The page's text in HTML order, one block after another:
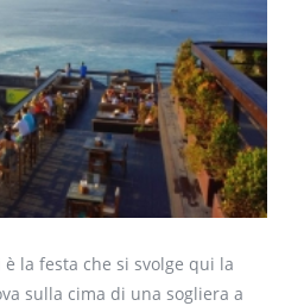
la festa che si svolge qui la
sulla cima di una sogliera a